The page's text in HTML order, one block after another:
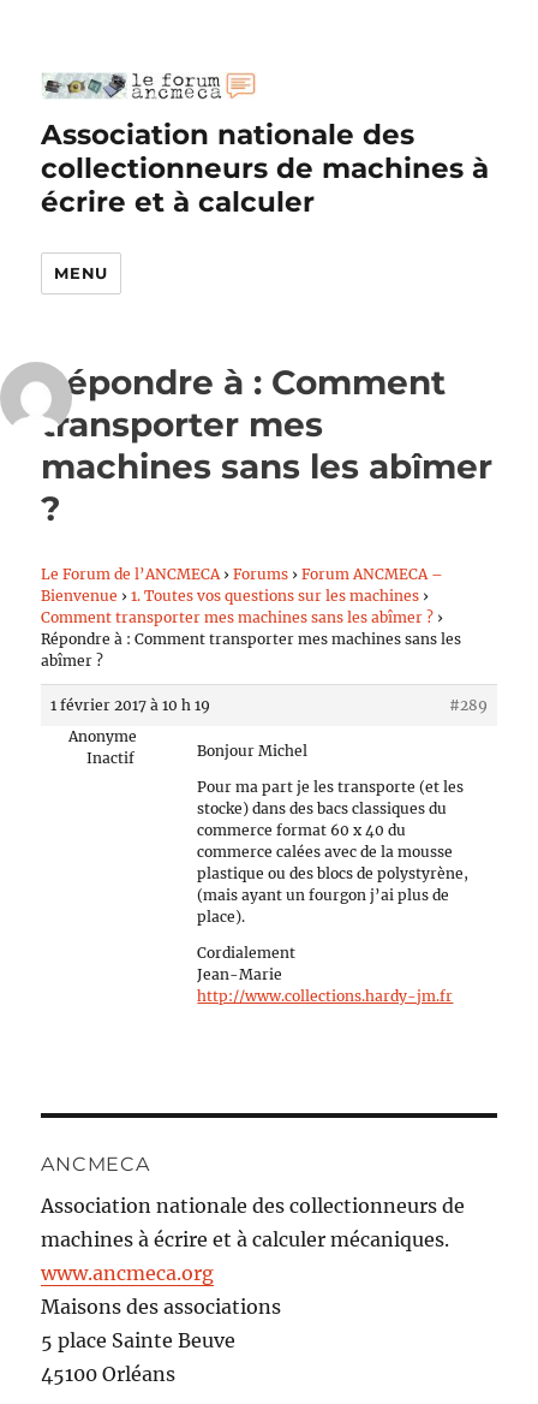
Association nationale des
collectionneurs de machines à
écrire et à calculer
MENU
Répondre à : Comment
transporter mes
machines sans les abîmer
?
Le Forum de l’ANCMECA › Forums › Forum ANCMECA –
Bienvenue › 1. Toutes vos questions sur les machines ›
Comment transporter mes machines sans les abîmer ? ›
Répondre à : Comment transporter mes machines sans les
abîmer ?
1 février 2017 à 10 h 19
#289
Anonyme
Inactif
Bonjour Michel
Pour ma part je les transporte (et les
stocke) dans des bacs classiques du
commerce format 60 x 40 du
commerce calées avec de la mousse
plastique ou des blocs de polystyrène,
(mais ayant un fourgon j’ai plus de
place).
Cordialement
Jean-Marie
http://www.collections.hardy-jm.fr
ANCMECA
Association nationale des collectionneurs de
machines à écrire et à calculer mécaniques.
www.ancmeca.org
Maisons des associations
5 place Sainte Beuve
45100 Orléans